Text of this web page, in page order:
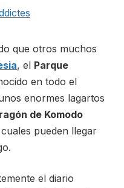
ESP
que otros muchos
, el Parque
en todo el
enormes lagartos
de Komodo
pueden llegar
el diario